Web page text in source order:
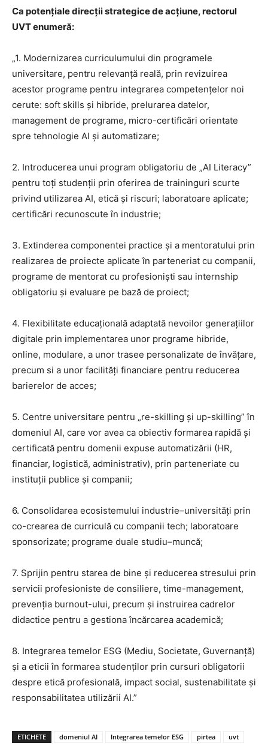
Ca potențiale direcții strategice de acțiune, rectorul
UVT enumeră:
„1. Modernizarea curriculumului din programele
universitare, pentru relevanță reală, prin revizuirea
acestor programe pentru integrarea competențelor noi
cerute: soft skills și hibride, prelurarea datelor,
management de programe, micro-certificări orientate
spre tehnologie AI și automatizare;
2. Introducerea unui program obligatoriu de „AI Literacy”
pentru toți studenții prin oferirea de traininguri scurte
privind utilizarea AI, etică și riscuri; laboratoare aplicate;
certificări recunoscute în industrie;
3. Extinderea componentei practice și a mentoratului prin
realizarea de proiecte aplicate în parteneriat cu companii,
programe de mentorat cu profesioniști sau internship
obligatoriu și evaluare pe bază de proiect;
4. Flexibilitate educațională adaptată nevoilor generațiilor
digitale prin implementarea unor programe hibride,
online, modulare, a unor trasee personalizate de învățare,
precum si a unor facilități financiare pentru reducerea
barierelor de acces;
5. Centre universitare pentru „re-skilling și up-skilling” în
domeniul AI, care vor avea ca obiectiv formarea rapidă și
certificată pentru domenii expuse automatizării (HR,
financiar, logistică, administrativ), prin parteneriate cu
instituții publice și companii;
6. Consolidarea ecosistemului industrie–universități prin
co-crearea de curriculă cu companii tech; laboratoare
sponsorizate; programe duale studiu–muncă;
7. Sprijin pentru starea de bine și reducerea stresului prin
servicii profesioniste de consiliere, time-management,
prevenția burnout-ului, precum și instruirea cadrelor
didactice pentru a gestiona încărcarea academică;
8. Integrarea temelor ESG (Mediu, Societate, Guvernanță)
și a eticii în formarea studenților prin cursuri obligatorii
despre etică profesională, impact social, sustenabilitate și
responsabilitatea utilizării AI.”
ETICHETE domeniul AI Integrarea temelor ESG pirtea uvt